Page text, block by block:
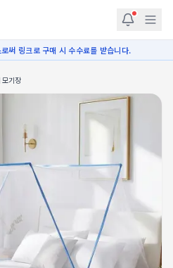
써 링크로 구매 시 수수료를 받습니다.
모기장